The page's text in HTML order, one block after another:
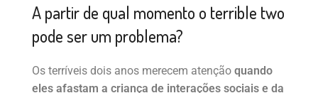
A partir de qual momento o terrible two
pode ser um problema?
Os terríveis dois anos merecem atenção quando
eles afastam a criança de interações sociais e da